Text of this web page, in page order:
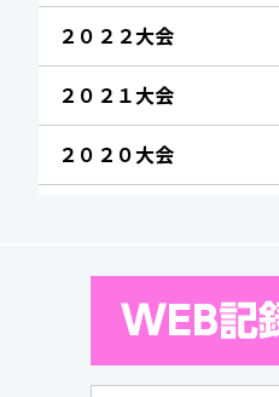
２０２２大会
２０２１大会
２０２０大会